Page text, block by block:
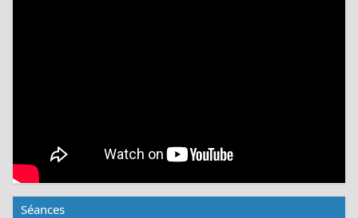
Séances